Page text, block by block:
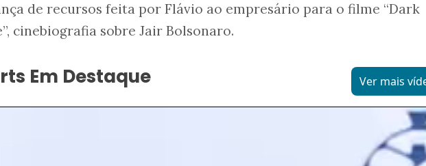
de recursos feita por Flávio ao empresário para o filme “Dark
cinebiografia sobre Jair Bolsonaro.
Em Destaque Ver mais